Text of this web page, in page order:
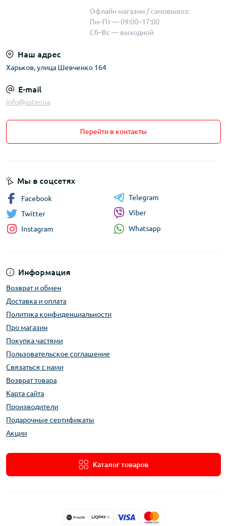
Офлайн магазин / самовывоз:
Пн–Пт — 09:00–17:00
Сб–Вс — выходной
Наш адрес
Харьков, улица Шевченко 164
E-mail
info@aster.ua
Перейти в контакты
Информация
Возврат и обмен
Доставка и оплата
Политика конфиденциальности
Про магазин
Покупка частями
Пользовательское соглашение
Связаться с нами
Возврат товара
Карта сайта
Производители
Подарочные сертификаты
Акции
Каталог товаров
Мы в соцсетях
Facebook
Twitter
Instagram
Telegram
Viber
Whatsapp